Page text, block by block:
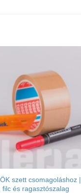
szett csomagoláshoz |
filc és ragasztószalag